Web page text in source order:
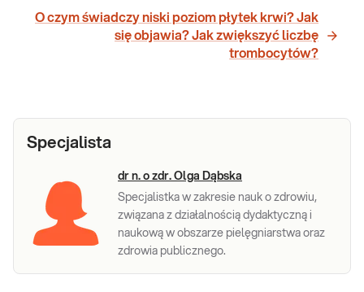
O czym świadczy niski poziom płytek krwi? Jak
się objawia? Jak zwiększyć liczbę
trombocytów?
Specjalista
dr n. o zdr. Olga Dąbska
Specjalistka w zakresie nauk o zdrowiu,
związana z działalnością dydaktyczną i
naukową w obszarze pielęgniarstwa oraz
zdrowia publicznego.